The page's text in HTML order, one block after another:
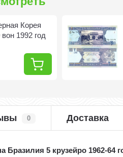
Корея
1992 год
0 Доставка
Бразилия 5 крузейро 1962-64